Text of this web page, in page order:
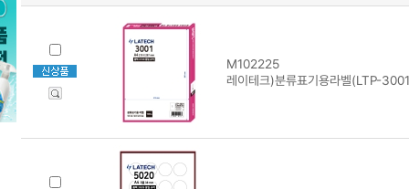
M102225
레이테크)분류표기용라벨(LTP-